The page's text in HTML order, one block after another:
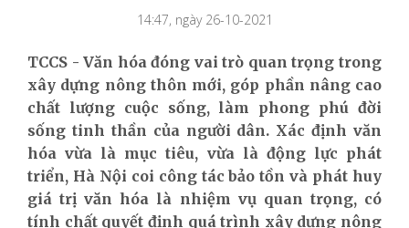
14:47, ngày 26-10-2021
TCCS - Văn hóa đóng vai trò quan trọng trong
xây dựng nông thôn mới, góp phần nâng cao
chất lượng cuộc sống, làm phong phú đời
sống tinh thần của người dân. Xác định văn
hóa vừa là mục tiêu, vừa là động lực phát
triển, Hà Nội coi công tác bảo tồn và phát huy
giá trị văn hóa là nhiệm vụ quan trọng, có
tính chất quyết định quá trình xây dựng nông